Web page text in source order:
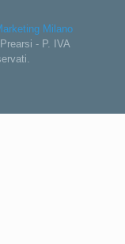
Milano
- P. IVA